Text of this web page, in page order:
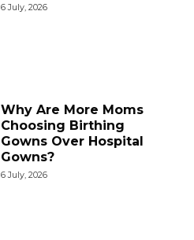
6 July, 2026
Why Are More Moms
Choosing Birthing
Gowns Over Hospital
Gowns?
6 July, 2026